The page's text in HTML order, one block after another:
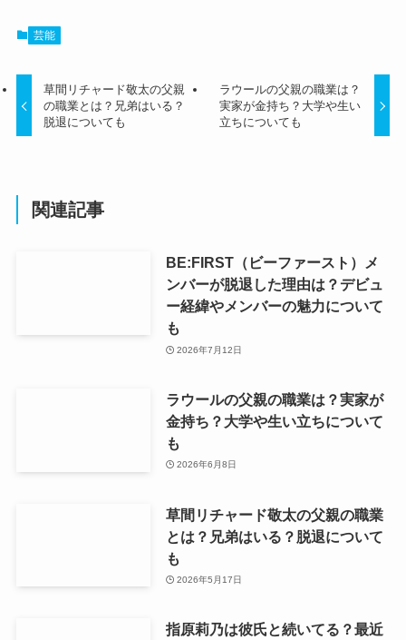
芸能
草間リチャード敬太の父親
の職業とは？兄弟はいる？
脱退についても
ラウールの父親の職業は？
実家が金持ち？大学や生い
立ちについても
関連記事
BE:FIRST（ビーファースト）メ
ンバーが脱退した理由は？デビュ
ー経緯やメンバーの魅力について
も
2026年7月12日
ラウールの父親の職業は？実家が
金持ち？大学や生い立ちについて
も
2026年6月8日
草間リチャード敬太の父親の職業
とは？兄弟はいる？脱退について
も
2026年5月17日
指原莉乃は彼氏と続いてる？最近